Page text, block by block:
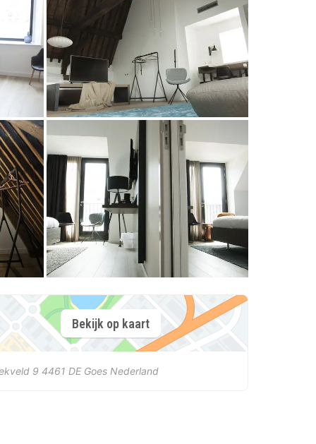
Bekijk op kaart
9 4461 DE Goes Nederland